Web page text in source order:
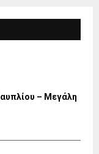
– Μεγάλη